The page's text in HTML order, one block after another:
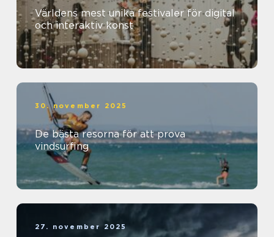
Världens mest unika festivaler för digital
och interaktiv konst
30. november 2025
De bästa resorna för att prova
vindsurfing
27. november 2025